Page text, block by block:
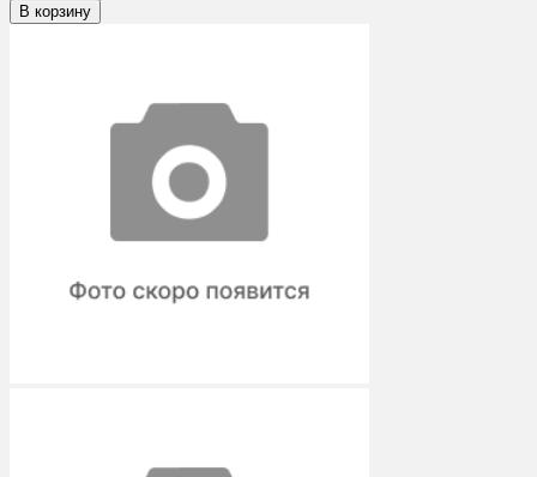
В корзину